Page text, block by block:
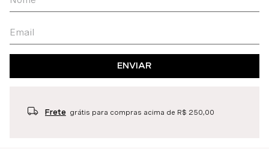
ENVIAR
Frete grátis para compras acima de R$ 250,00